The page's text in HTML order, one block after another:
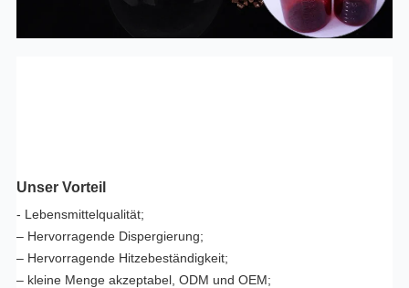
Unser Vorteil
- Lebensmittelqualität;
– Hervorragende Dispergierung;
– Hervorragende Hitzebeständigkeit;
– kleine Menge akzeptabel, ODM und OEM;